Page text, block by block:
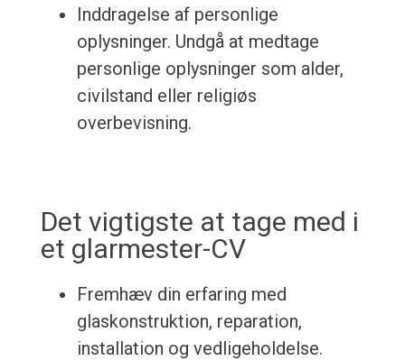
Inddragelse af personlige
oplysninger. Undgå at medtage
personlige oplysninger som alder,
civilstand eller religiøs
overbevisning.
Det vigtigste at tage med i
et glarmester-CV
Fremhæv din erfaring med
glaskonstruktion, reparation,
installation og vedligeholdelse.